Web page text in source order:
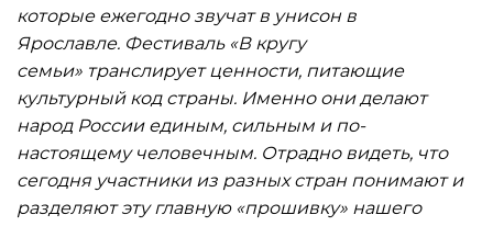
которые ежегодно звучат в унисон в
Ярославле. Фестиваль «В кругу
семьи» транслирует ценности, питающие
культурный код страны. Именно они делают
народ России единым, сильным и по-
настоящему человечным. Отрадно видеть, что
сегодня участники из разных стран понимают и
разделяют эту главную «прошивку» нашего